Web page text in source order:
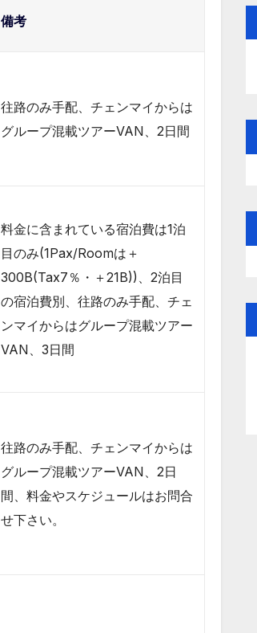
備考
往路のみ手配、チェンマイからは
グループ混載ツアーVAN、2日間
料金に含まれている宿泊費は1泊
目のみ(1Pax/Roomは＋
300B(Tax7％・＋21B))、2泊目
の宿泊費別、往路のみ手配、チェ
ンマイからはグループ混載ツアー
VAN、3日間
往路のみ手配、チェンマイからは
グループ混載ツアーVAN、2日
間、料金やスケジュールはお問合
せ下さい。